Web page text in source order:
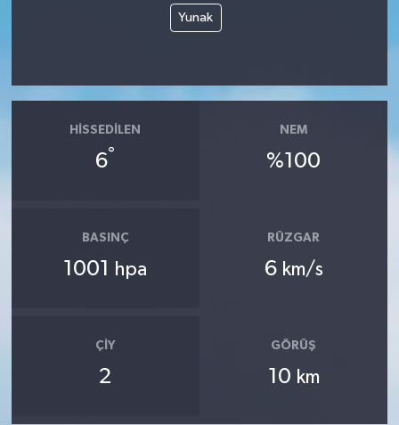
Yunak
HISSEDILEN
6°
NEM
%100
BASINÇ
1001 hpa
RÜZGAR
6 km/s
ÇIY
2
GÖRÜŞ
10 km